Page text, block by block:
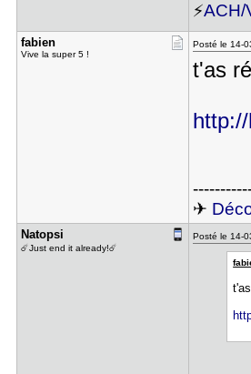
⚡ACH/
fabien
Vive la super 5 !
Posté le 14-
t'as
✈
Natopsi
☄️Just end it already!☄️
Posté le 14-